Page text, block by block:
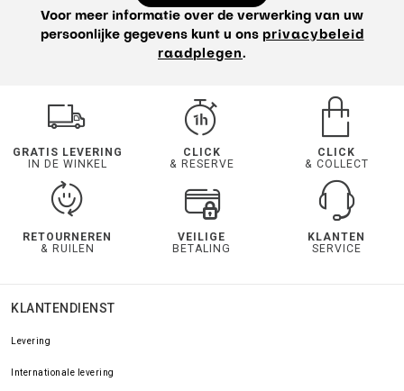
Voor meer informatie over de verwerking van uw
persoonlijke gegevens kunt u ons privacybeleid
raadplegen.
GRATIS LEVERING
IN DE WINKEL
CLICK
& RESERVE
CLICK
& COLLECT
RETOURNEREN
& RUILEN
VEILIGE
BETALING
KLANTEN
SERVICE
KLANTENDIENST
Levering
Internationale levering